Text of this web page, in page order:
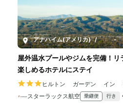
アナハイム(アメリカ) / 5-8
屋外温水プールやジムを完備！
楽しめるホテルにステイ
ヒルトン ガーデン イン
スターラックス航空 乗継便 行き